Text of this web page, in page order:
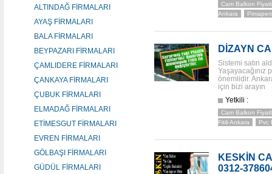
ALTINDAĞ FİRMALARI
AYAŞ FİRMALARI
BALA FİRMALARI
BEYPAZARI FİRMALARI
ÇAMLIDERE FİRMALARI
ÇANKAYA FİRMALARI
ÇUBUK FİRMALARI
ELMADAĞ FİRMALARI
ETİMESGUT FİRMALARI
EVREN FİRMALARI
GÖLBAŞI FİRMALARI
GÜDÜL FİRMALARI
Cam Balkon
Ankara
DİZAYN
Sistemi satın
Yaşayacağınız
önemlidir.
için bizi arayın
Yetkili :
Cam Balkon
Fitili Ankara
Pvc
KESKİN
0312-